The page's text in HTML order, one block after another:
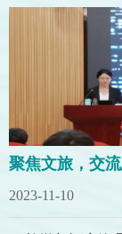
2023-11-10